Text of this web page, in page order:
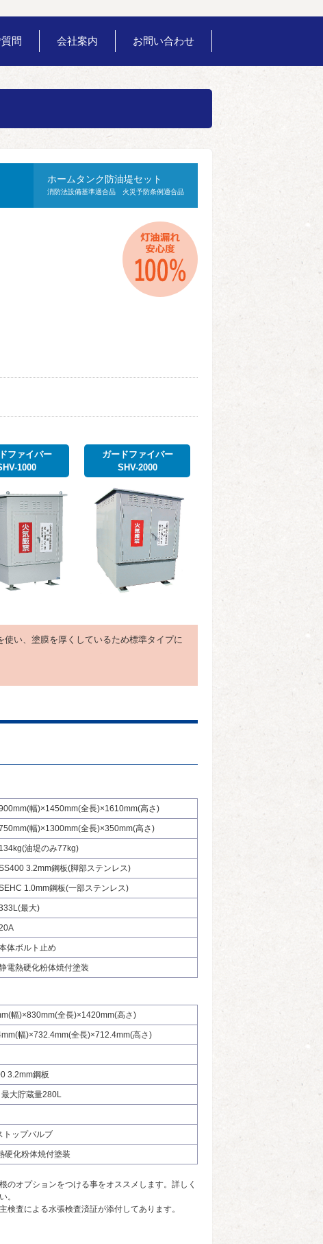
問 会社案内 お問い合わせ
ホームタンク防油堤セット
消防法設備基準適合品 火災予防条例適合品
ファイバー
1000
ガードファイバー
SHV-2000
い、塗膜を厚くしているため標準タイプに
幅)×1450mm(全長)×1610mm(高さ)
幅)×1300mm(全長)×350mm(高さ)
134kg(油堤のみ77kg)
3.2mm鋼板(脚部ステンレス)
1.0mm鋼板(一部ステンレス)
最大)
体ボルト止め
電熱硬化粉体焼付塗装
幅)×830mm(全長)×1420mm(高さ)
幅)×732.4mm(全長)×712.4mm(高さ)
3.2mm鋼板
大貯蔵量280L
トップバルブ
硬化粉体焼付塗装
のオプションをつける事をオススメします。詳しく
。
検査による水張検査済証が添付してあります。